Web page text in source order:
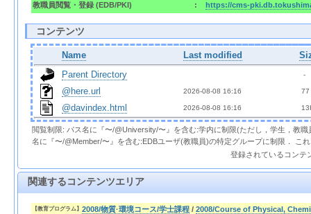
教職員閲覧・登録 (EDB/PKI)
: https://cms-
コンテンツ
Name Last modified
Parent Directory
  -
@here.url 2026-08-08 16:16 77
@davindex.html 2026-08-08 16:16
閲覧制限: パス名に『〜/@University/〜』を含む:学内に制限(ただし，学生，教
名に『〜/@Member/〜』を含む:EDBユーザ(教職員)の特定グループに制限． こ
登録されているコンテ
関連するコンテンツエリア
【教育プログラム】 2008/物質·環境コース/学士課程 / 2008/Course of Physical,